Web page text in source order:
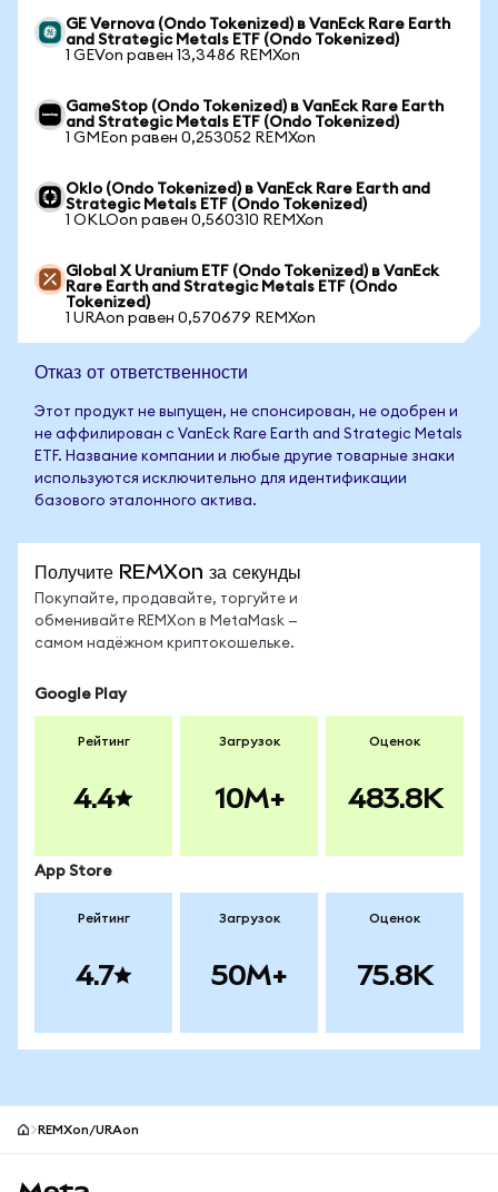
GE Vernova (Ondo Tokenized) в VanEck Rare Earth
and Strategic Metals ETF (Ondo Tokenized)
1 GEVon равен 13,3486 REMXon
GameStop (Ondo Tokenized) в VanEck Rare Earth
and Strategic Metals ETF (Ondo Tokenized)
1 GMEon равен 0,253052 REMXon
Oklo (Ondo Tokenized) в VanEck Rare Earth and
Strategic Metals ETF (Ondo Tokenized)
1 OKLOon равен 0,560310 REMXon
Global X Uranium ETF (Ondo Tokenized) в VanEck
Rare Earth and Strategic Metals ETF (Ondo
Tokenized)
1 URAon равен 0,570679 REMXon
Отказ от ответственности
Этот продукт не выпущен, не спонсирован, не одобрен и
не аффилирован с VanEck Rare Earth and Strategic Metals
ETF. Название компании и любые другие товарные знаки
используются исключительно для идентификации
базового эталонного актива.
Получите REMXon за секунды
Покупайте, продавайте, торгуйте и
обменивайте REMXon в MetaMask —
самом надёжном криптокошельке.
Google Play
Рейтинг
4.4
Загрузок
10M+
Оценок
483.8K
App Store
Рейтинг
4.7
Загрузок
50M+
Оценок
75.8K
REMXon/URAon